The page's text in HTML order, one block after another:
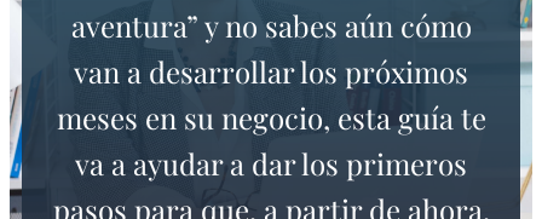
aventura” y no sabes aún cómo
van a desarrollar los próximos
meses en su negocio, esta guía te
va a ayudar a dar los primeros
pasos para que, a partir de ahora,